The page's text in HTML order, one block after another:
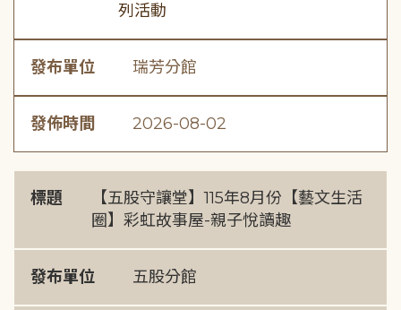
列活動
發布單位 瑞芳分館
發佈時間 2026-08-02
標題
【五股守讓堂】115年8月份【藝文生活
圈】彩虹故事屋-親子悅讀趣
發布單位 五股分館